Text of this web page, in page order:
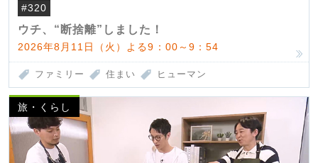
#320
ウチ、“断捨離”しました！
2026年8月11日（火）よる9：00～9：54
ファミリー 住まい ヒューマン
旅・くらし